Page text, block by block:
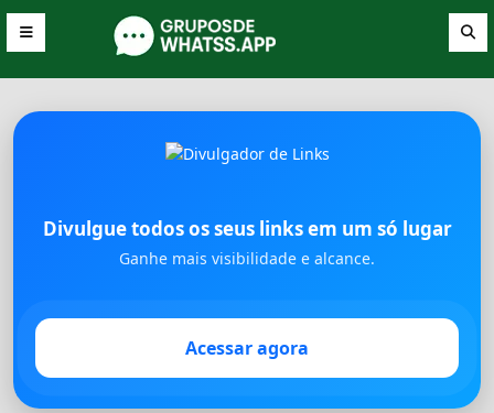
Divulgue todos os seus links em um só lugar
Ganhe mais visibilidade e alcance.
Acessar agora